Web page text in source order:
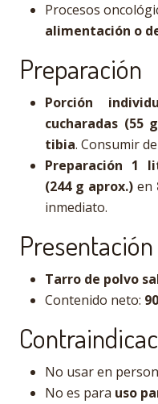
Procesos
alimentación o
Preparación
Porción
cucharadas (55
tibia. Consumir
Preparación 1
(244 g aprox.) en
inmediato.
Presentación
Tarro de polvo
Contenido neto:
No usar en
No es para uso